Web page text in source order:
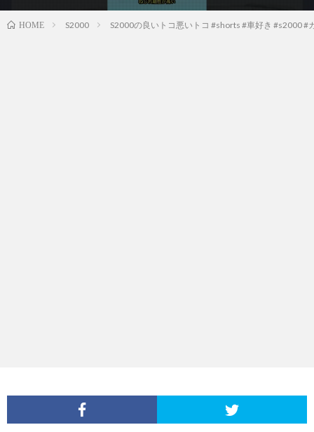
HOME S2000 S2000の良いトコ悪いトコ #shorts #車好き #s2000 #